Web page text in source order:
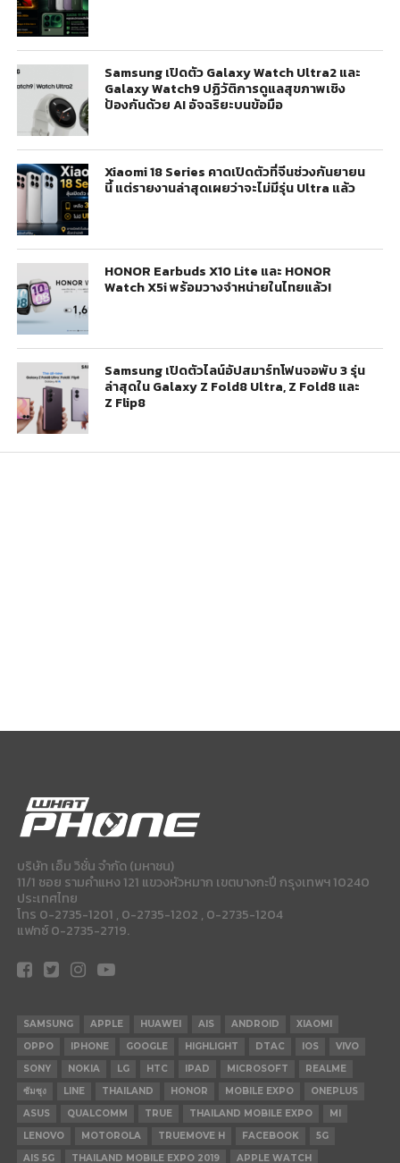
Samsung เปิดตัว Galaxy Watch Ultra2 และ
Galaxy Watch9 ปฏิวัติการดูแลสุขภาพเชิง
ป้องกันด้วย AI อัจฉริยะบนข้อมือ
Xiaomi 18 Series คาดเปิดตัวที่จีนช่วงกันยายน
นี้ แต่รายงานล่าสุดเผยว่าจะไม่มีรุ่น Ultra แล้ว
HONOR Earbuds X10 Lite และ HONOR
Watch X5i พร้อมวางจำหน่ายในไทยแล้ว!
Samsung เปิดตัวไลน์อัปสมาร์ทโฟนจอพับ 3 รุ่น
ล่าสุดใน Galaxy Z Fold8 Ultra, Z Fold8 และ
Z Flip8
บริษัท เอ็ม วิชั่น จำกัด (มหาชน)
11/1 ซอย รามคำแหง 121 แขวงหัวหมาก เขตบางกะปี กรุงเทพฯ 10240
ประเทศไทย
โทร 0-2735-1201 , 0-2735-1202 , 0-2735-1204
แฟกซ์ 0-2735-2719.
SAMSUNG APPLE HUAWEI AIS ANDROID
XIAOMI
OPPO
IPHONE GOOGLE HIGHLIGHT DTAC IOS
VIVO
SONY
NOKIA LG HTC IPAD MICROSOFT
REALME
ซัมซุง
LINE THAILAND HONOR MOBILE EXPO
ONEPLUS
ASUS
QUALCOMM TRUE THAILAND MOBILE EXPO
MI
LENOVO
MOTOROLA TRUEMOVE H FACEBOOK
5G
AIS 5G
THAILAND MOBILE EXPO 2019 APPLE WATCH